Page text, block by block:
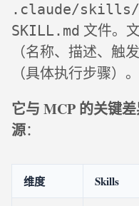
.claude/skills/
SKILL.md 文件。
（名称、描述、触
（具体执行步骤）。
它与 MCP 的关键
源：
维度 Skills